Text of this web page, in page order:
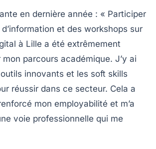
en dernière année : « Participer
et des workshops sur
à Lille a été extrêmement
parcours académique. J’y ai
innovants et les soft skills
réussir dans ce secteur. Cela a
mon employabilité et m’a
voie professionnelle qui me